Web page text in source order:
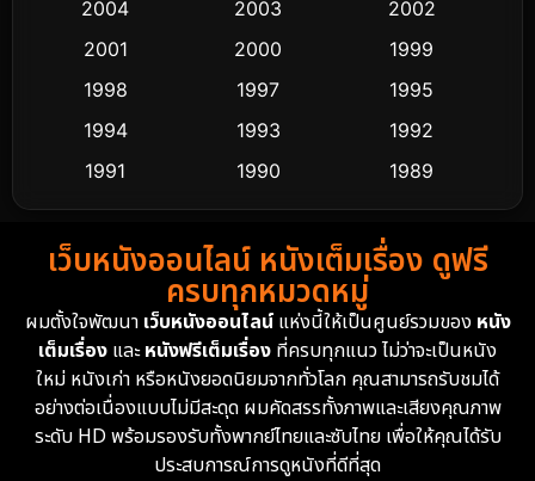
Cult Film
Dance เต้น
Detective สืบสวน
Detective สืบสวน
Disney+ 4
Documentary สารคดี 94
Drama ดราม่า
2004
2003
2002
2001
2000
1999
1998
1997
1995
1994
1993
1992
1991
1990
1989
1988
1986
1985
1983
1982
1981
1974
1962
เว็บหนังออนไลน์ หนังเต็มเรื่อง ดูฟรี
ครบทุกหมวดหมู่
ผมตั้งใจพัฒนา เว็บหนังออนไลน์แห่งนี้ให้เป็นศูนย์รวมของ หนัง
เต็มเรื่อง และหนังฟรีเต็มเรื่อง ที่ครบทุกแนว ไม่ว่าจะเป็นหนัง
ใหม่ หนังเก่า หรือหนังยอดนิยมจากทั่วโลก คุณสามารถรับชมได้
อย่างต่อเนื่องแบบไม่มีสะดุด ผมคัดสรรทั้งภาพและเสียงคุณภาพ
ระดับ HD พร้อมรองรับทั้งพากย์ไทยและซับไทย เพื่อให้คุณได้รับ
ประสบการณ์การดูหนังที่ดีที่สุด